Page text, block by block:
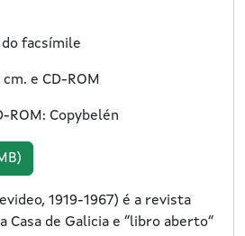
do facsímile
e CD-ROM
ROM: Copybelén
1919-1967) é a revista
Casa de Galicia e “libro aberto”